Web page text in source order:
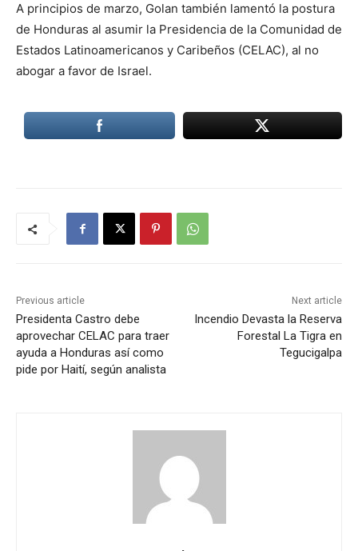
A principios de marzo, Golan también lamentó la postura
de Honduras al asumir la Presidencia de la Comunidad de
Estados Latinoamericanos y Caribeños (CELAC), al no
abogar a favor de Israel.
Previous article
Presidenta Castro debe
aprovechar CELAC para traer
ayuda a Honduras así como
pide por Haití, según analista
Next article
Incendio Devasta la Reserva
Forestal La Tigra en
Tegucigalpa